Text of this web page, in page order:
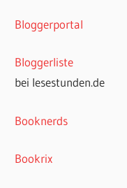
Bloggerportal
Bloggerliste
bei lesestunden.de
Booknerds
Bookrix